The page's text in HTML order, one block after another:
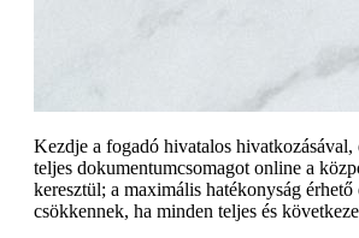
Kezdje a fogadó hivatalos hivatkozásával,
teljes dokumentumcsomagot online a
keresztül; a maximális hatékonyság érhető
csökkennek, ha minden teljes és